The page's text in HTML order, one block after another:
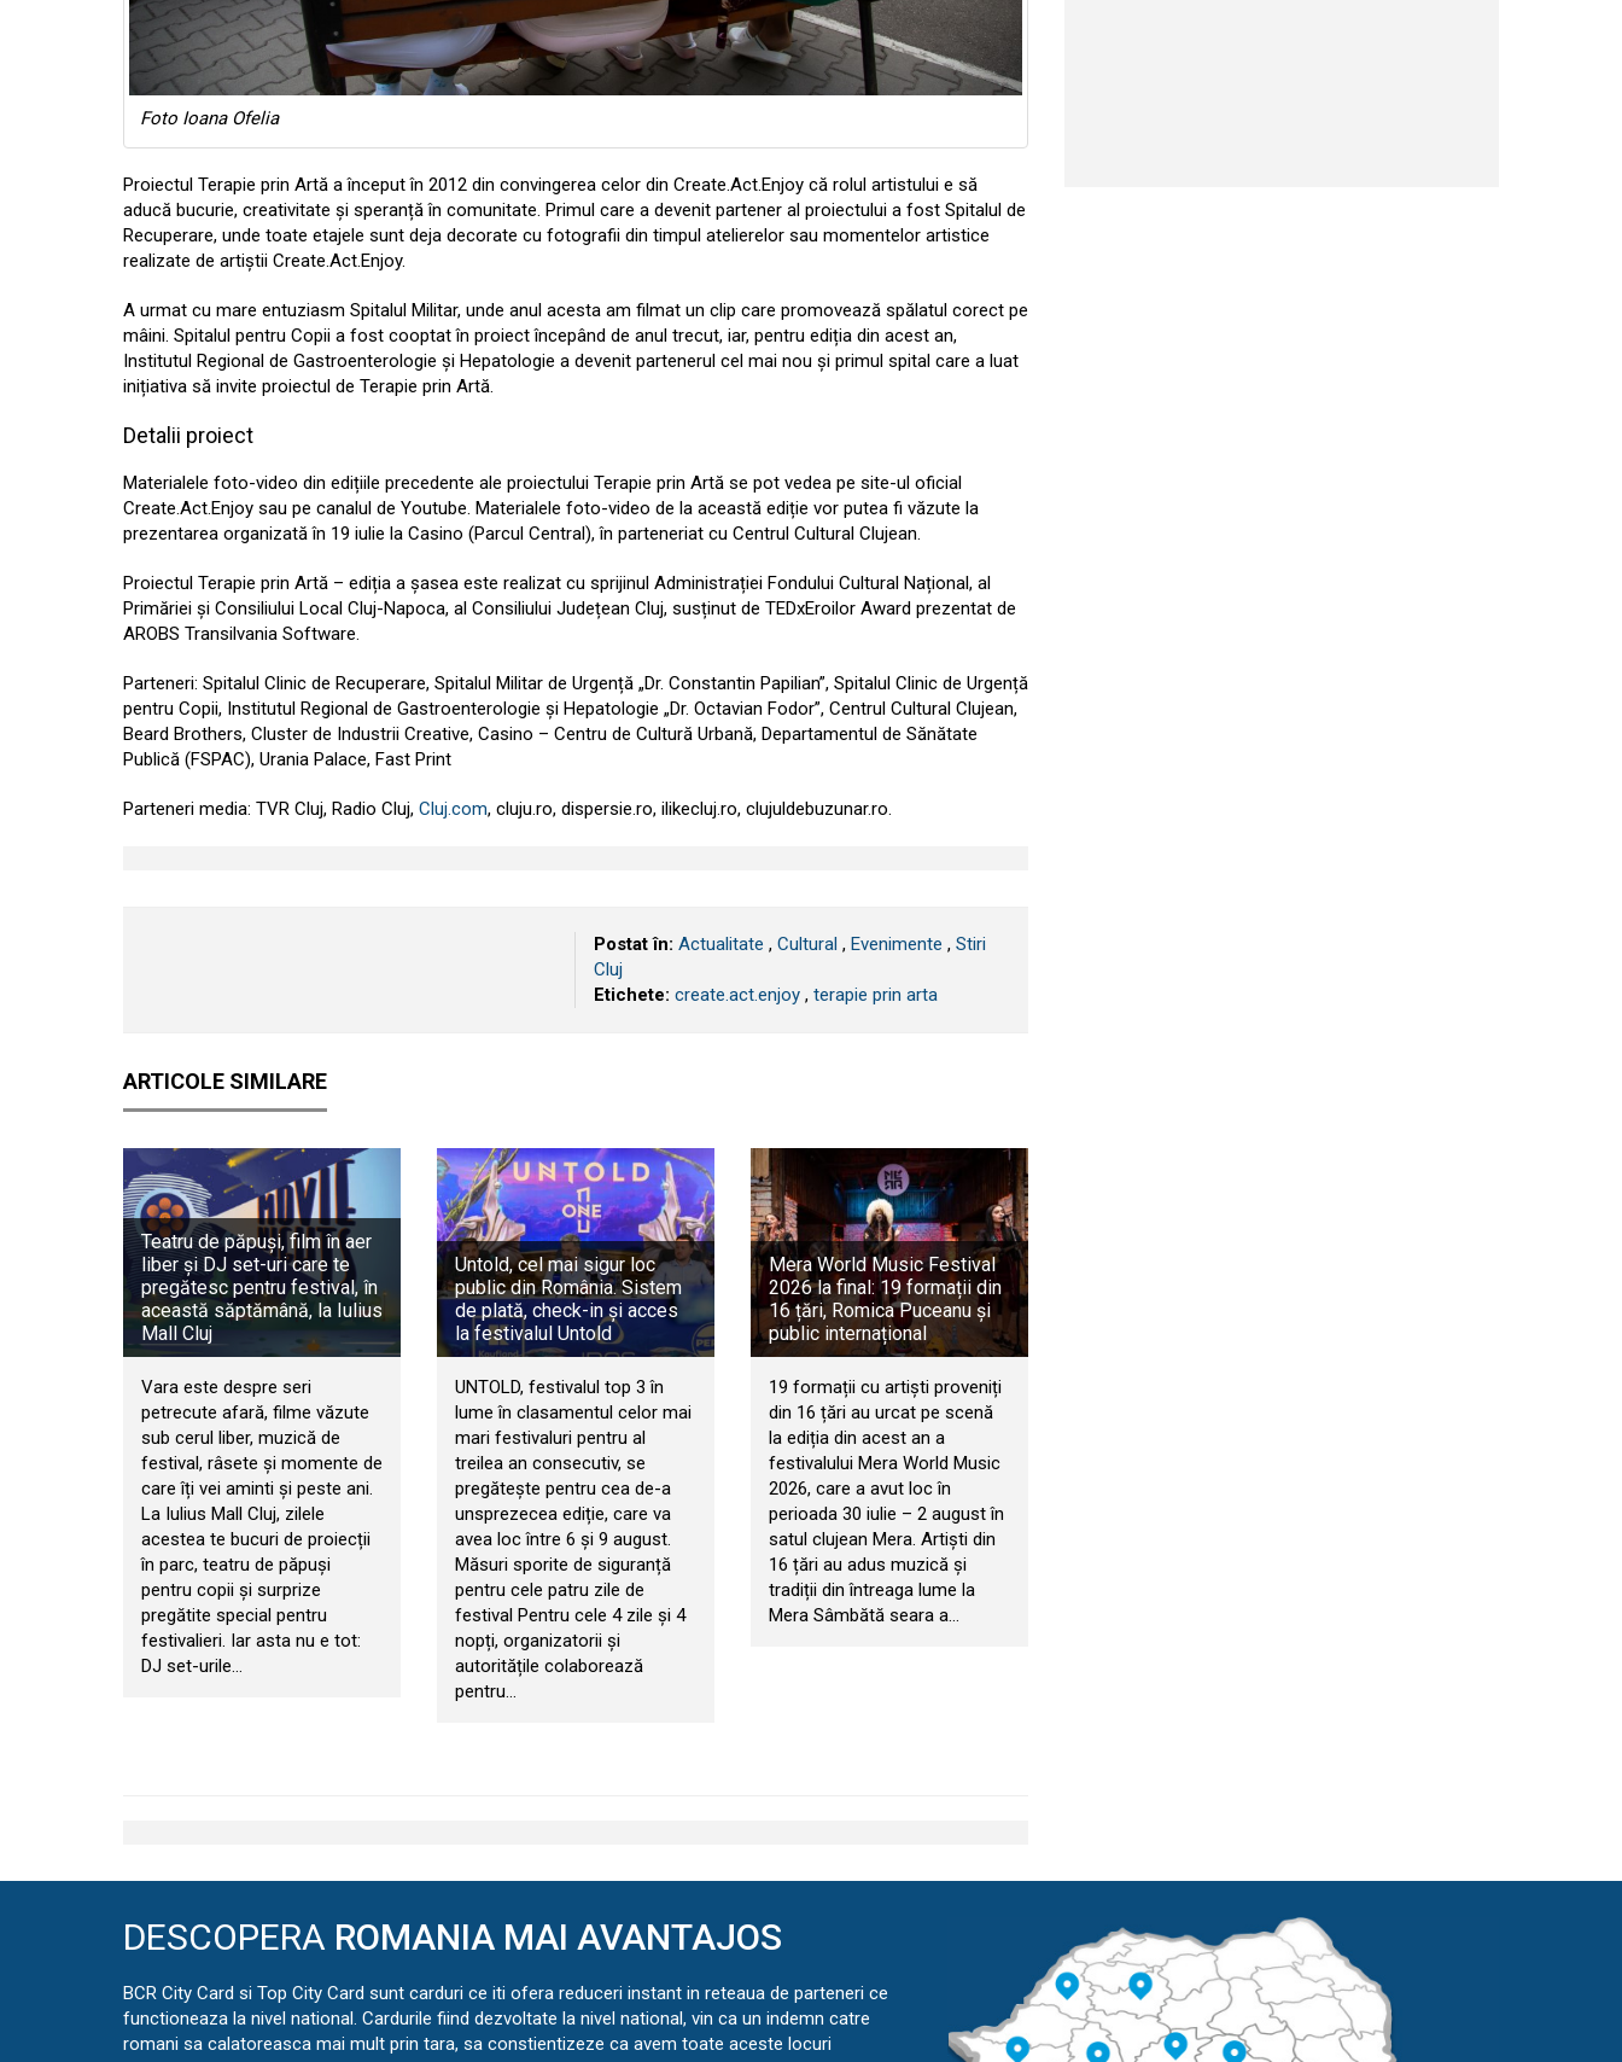
Foto Ioana Ofelia
Proiectul Terapie prin Artă a început în 2012 din convingerea celor din Create.Act.Enjoy că rolul artistului e să
aducă bucurie, creativitate și speranță în comunitate. Primul care a devenit partener al proiectului a fost Spitalul de
Recuperare, unde toate etajele sunt deja decorate cu fotografii din timpul atelierelor sau momentelor artistice
realizate de artiștii Create.Act.Enjoy.
A urmat cu mare entuziasm Spitalul Militar, unde anul acesta am filmat un clip care promovează spălatul corect pe
mâini. Spitalul pentru Copii a fost cooptat în proiect începând de anul trecut, iar, pentru ediția din acest an,
Institutul Regional de Gastroenterologie și Hepatologie a devenit partenerul cel mai nou și primul spital care a luat
inițiativa să invite proiectul de Terapie prin Artă.
Detalii proiect
Materialele foto-video din edițiile precedente ale proiectului Terapie prin Artă se pot vedea pe site-ul oficial
Create.Act.Enjoy sau pe canalul de Youtube. Materialele foto-video de la această ediție vor putea fi văzute la
prezentarea organizată în 19 iulie la Casino (Parcul Central), în parteneriat cu Centrul Cultural Clujean.
Proiectul Terapie prin Artă – ediția a șasea este realizat cu sprijinul Administrației Fondului Cultural Național, al
Primăriei și Consiliului Local Cluj-Napoca, al Consiliului Județean Cluj, susținut de TEDxEroilor Award prezentat de
AROBS Transilvania Software.
Parteneri: Spitalul Clinic de Recuperare, Spitalul Militar de Urgență „Dr. Constantin Papilian”, Spitalul Clinic de Urgență
pentru Copii, Institutul Regional de Gastroenterologie și Hepatologie „Dr. Octavian Fodor”, Centrul Cultural Clujean,
Beard Brothers, Cluster de Industrii Creative, Casino – Centru de Cultură Urbană, Departamentul de Sănătate
Publică (FSPAC), Urania Palace, Fast Print
Parteneri media: TVR Cluj, Radio Cluj, Cluj.com, cluju.ro, dispersie.ro, ilikecluj.ro, clujuldebuzunar.ro.
Postat în: Actualitate , Cultural , Evenimente , Stiri
Cluj
Etichete: create.act.enjoy , terapie prin arta
ARTICOLE SIMILARE
Teatru de păpuși, film în aer
liber și DJ set-uri care te
pregătesc pentru festival, în
această săptămână, la Iulius
Mall Cluj
Vara este despre seri
petrecute afară, filme văzute
sub cerul liber, muzică de
festival, râsete și momente de
care îți vei aminti și peste ani.
La Iulius Mall Cluj, zilele
acestea te bucuri de proiecții
în parc, teatru de păpuși
pentru copii și surprize
pregătite special pentru
festivalieri. Iar asta nu e tot:
DJ set-urile…
Untold, cel mai sigur loc
public din România. Sistem
de plată, check-in și acces
la festivalul Untold
UNTOLD, festivalul top 3 în
lume în clasamentul celor mai
mari festivaluri pentru al
treilea an consecutiv, se
pregătește pentru cea de-a
unsprezecea ediție, care va
avea loc între 6 și 9 august.
Măsuri sporite de siguranță
pentru cele patru zile de
festival Pentru cele 4 zile și 4
nopți, organizatorii și
autoritățile colaborează
pentru…
Mera World Music Festival
2026 la final: 19 formații din
16 țări, Romica Puceanu și
public internațional
19 formații cu artiști proveniți
din 16 țări au urcat pe scenă
la ediția din acest an a
festivalului Mera World Music
2026, care a avut loc în
perioada 30 iulie – 2 august în
satul clujean Mera. Artiști din
16 țări au adus muzică și
tradiții din întreaga lume la
Mera Sâmbătă seara a…
DESCOPERA ROMANIA MAI AVANTAJOS
BCR City Card si Top City Card sunt carduri ce iti ofera reduceri instant in reteaua de parteneri ce
functioneaza la nivel national. Cardurile fiind dezvoltate la nivel national, vin ca un indemn catre
romani sa calatoreasca mai mult prin tara, sa constientizeze ca avem toate aceste locuri